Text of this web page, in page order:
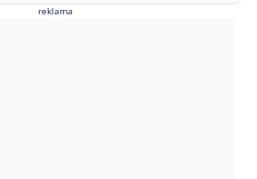
reklama